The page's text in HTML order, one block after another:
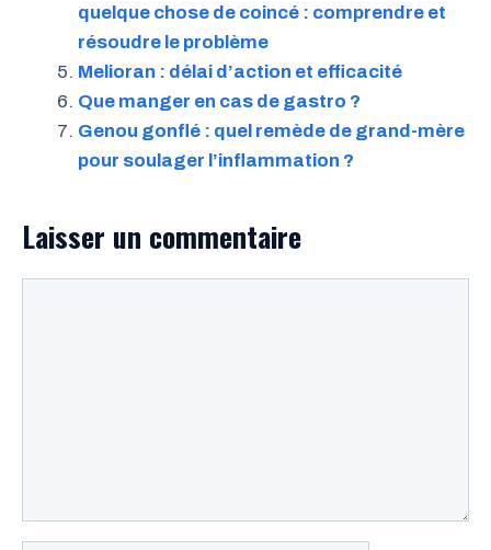
quelque chose de coincé : comprendre et
résoudre le problème
Melioran : délai d’action et efficacité
Que manger en cas de gastro ?
Genou gonflé : quel remède de grand-mère
pour soulager l’inflammation ?
Laisser un commentaire